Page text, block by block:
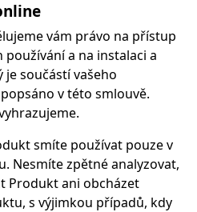
vám právo na přístup
používání a na instalaci a
součástí vašeho
v této smlouvě.
smíte používat pouze v
Nesmíte zpětné analyzovat,
Produkt ani obcházet
s výjimkou případů, kdy